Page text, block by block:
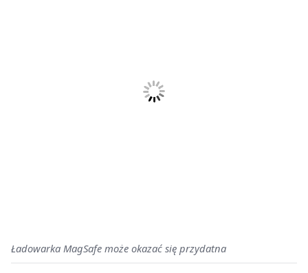
Ładowarka MagSafe może okazać się przydatna